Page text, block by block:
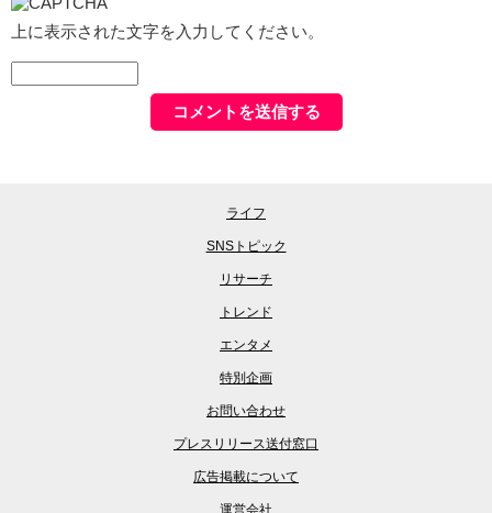
上に表示された文字を入力してください。
ライフ
SNSトピック
リサーチ
トレンド
エンタメ
特別企画
お問い合わせ
プレスリリース送付窓口
広告掲載について
運営会社